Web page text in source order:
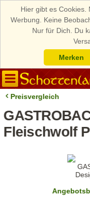
Hier gibt es Cookies.
Werbung. Keine
Nur für Dich. Du
Merken
Preisvergleich
Fleischwolf